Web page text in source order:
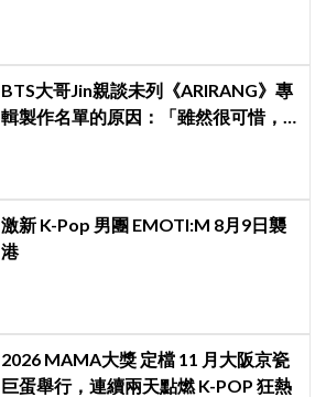
BTS大哥Jin親談未列《ARIRANG》專
輯製作名單的原因：「雖然很可惜，
激新 K-Pop 男團 EMOTI:M 8月9日襲
港
2026 MAMA大獎 定檔 11 月大阪京瓷
巨蛋舉行，連續兩天點燃 K-POP 狂熱